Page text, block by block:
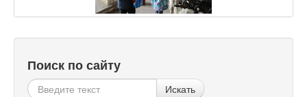
Поиск по сайту
Искать